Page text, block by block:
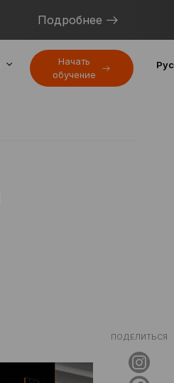
Подробнее
Начать
обучение
ПОДЕЛИТЬСЯ